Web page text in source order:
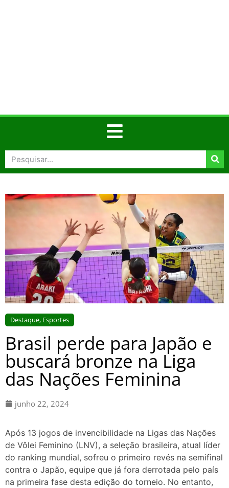
Destaque, Esportes
Brasil perde para Japão e
buscará bronze na Liga
das Nações Feminina
junho 22, 2024
Após 13 jogos de invencibilidade na Ligas das Nações
de Vôlei Feminino (LNV), a seleção brasileira, atual líder
do ranking mundial, sofreu o primeiro revés na semifinal
contra o Japão, equipe que já fora derrotada pelo país
na primeira fase desta edição do torneio. No entanto,